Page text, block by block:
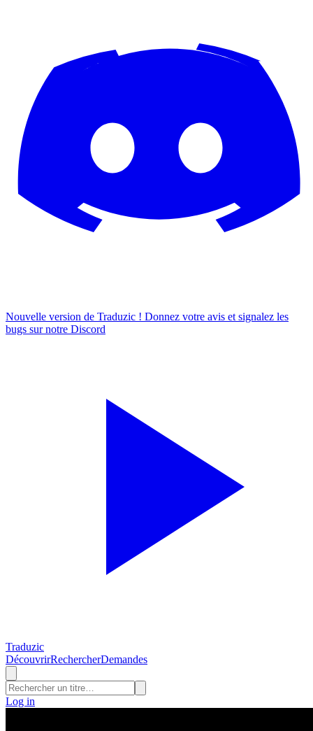
Nouvelle version de Traduzic ! Donnez votre avis et signalez les
bugs sur notre Discord
Traduzic
DécouvrirRechercherDemandes
Log in